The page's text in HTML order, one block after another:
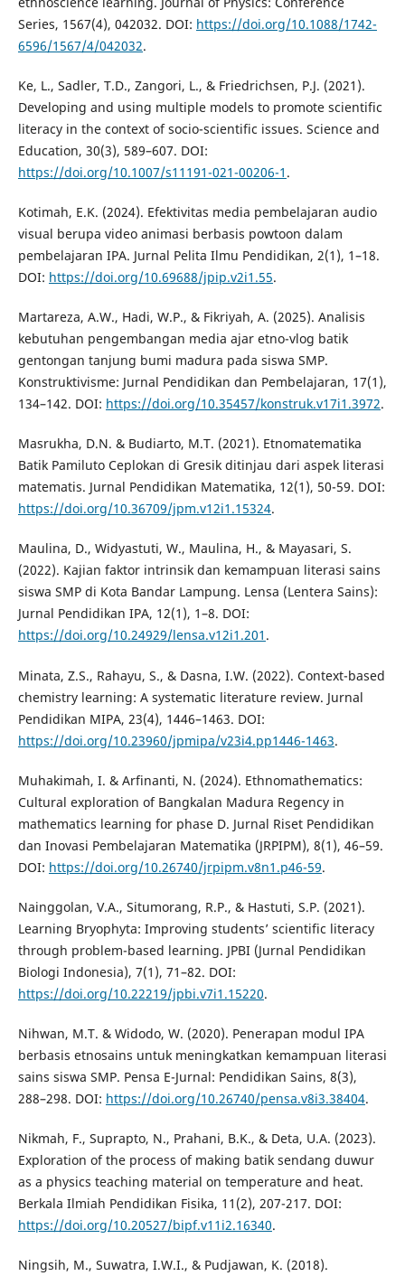
Series, 1567(4), 042032. DOI: https://doi.org/10.1088/1742-
6596/1567/4/042032.
Ke, L., Sadler, T.D., Zangori, L., & Friedrichsen, P.J. (2021).
Developing and using multiple models to promote scientific
literacy in the context of socio-scientific issues. Science and
Education, 30(3), 589–607. DOI:
https://doi.org/10.1007/s11191-021-00206-1 .
Kotimah, E.K. (2024). Efektivitas media pembelajaran audio
visual berupa video animasi berbasis powtoon dalam
pembelajaran IPA. Jurnal Pelita Ilmu Pendidikan, 2(1), 1–18.
DOI: https://doi.org/10.69688/jpip.v2i1.55.
Martareza, A.W., Hadi, W.P., & Fikriyah, A. (2025). Analisis
kebutuhan pengembangan media ajar etno-vlog batik
gentongan tanjung bumi madura pada siswa SMP.
Konstruktivisme: Jurnal Pendidikan dan Pembelajaran, 17(1),
134–142. DOI: https://doi.org/10.35457/konstruk.v17i1.3972.
Masrukha, D.N. & Budiarto, M.T. (2021). Etnomatematika
Batik Pamiluto Ceplokan di Gresik ditinjau dari aspek literasi
matematis. Jurnal Pendidikan Matematika, 12(1), 50-59. DOI:
https://doi.org/10.36709/jpm.v12i1.15324.
Maulina, D., Widyastuti, W., Maulina, H., & Mayasari, S.
(2022). Kajian faktor intrinsik dan kemampuan literasi sains
siswa SMP di Kota Bandar Lampung. Lensa (Lentera Sains):
Jurnal Pendidikan IPA, 12(1), 1–8. DOI:
https://doi.org/10.24929/lensa.v12i1.201 .
Minata, Z.S., Rahayu, S., & Dasna, I.W. (2022). Context-based
chemistry learning: A systematic literature review. Jurnal
Pendidikan MIPA, 23(4), 1446–1463. DOI:
https://doi.org/10.23960/jpmipa/v23i4.pp1446-1463.
Muhakimah, I. & Arfinanti, N. (2024). Ethnomathematics:
Cultural exploration of Bangkalan Madura Regency in
mathematics learning for phase D. Jurnal Riset Pendidikan
dan Inovasi Pembelajaran Matematika (JRPIPM), 8(1), 46–59.
DOI: https://doi.org/10.26740/jrpipm.v8n1.p46-59.
Nainggolan, V.A., Situmorang, R.P., & Hastuti, S.P. (2021).
Learning Bryophyta: Improving students’ scientific literacy
through problem-based learning. JPBI (Jurnal Pendidikan
Biologi Indonesia), 7(1), 71–82. DOI:
https://doi.org/10.22219/jpbi.v7i1.15220.
Nihwan, M.T. & Widodo, W. (2020). Penerapan modul IPA
berbasis etnosains untuk meningkatkan kemampuan literasi
sains siswa SMP. Pensa E-Jurnal: Pendidikan Sains, 8(3),
288–298. DOI: https://doi.org/10.26740/pensa.v8i3.38404.
Nikmah, F., Suprapto, N., Prahani, B.K., & Deta, U.A. (2023).
Exploration of the process of making batik sendang duwur
as a physics teaching material on temperature and heat.
Berkala Ilmiah Pendidikan Fisika, 11(2), 207-217. DOI:
https://doi.org/10.20527/bipf.v11i2.16340.
Ningsih, M., Suwatra, I.W.I., & Pudjawan, K. (2018).